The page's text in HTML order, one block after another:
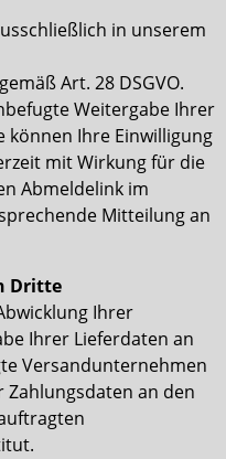
in unserem
Art. 28 DSGVO.
Weitergabe Ihrer
können Ihre Einwilligung
mit Wirkung für die
Abmeldelink im
Mitteilung an
Dritte
Ihrer
Ihrer Lieferdaten an
Versandunternehmen
Zahlungsdaten an den